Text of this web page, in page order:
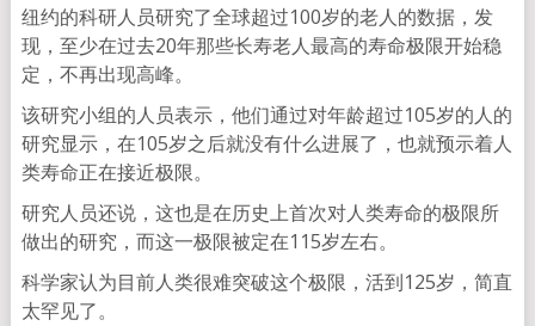
纽约的科研人员研究了全球超过100岁的老人的数据，发
现，至少在过去20年那些长寿老人最高的寿命极限开始稳
定，不再出现高峰。
该研究小组的人员表示，他们通过对年龄超过105岁的人的
研究显示，在105岁之后就没有什么进展了，也就预示着人
类寿命正在接近极限。
研究人员还说，这也是在历史上首次对人类寿命的极限所
做出的研究，而这一极限被定在115岁左右。
科学家认为目前人类很难突破这个极限，活到125岁，简直
太罕见了。